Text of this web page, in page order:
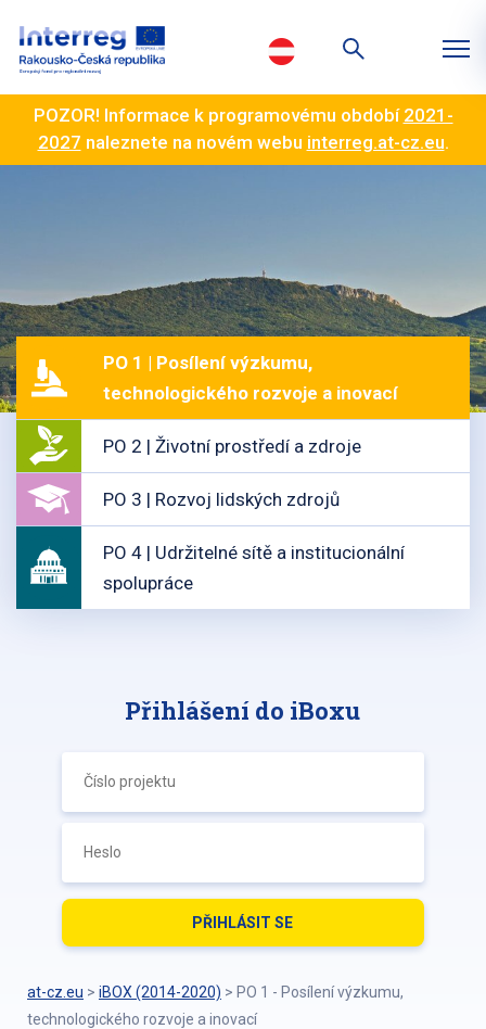
POZOR! Informace k programovému období 2021-
2027 naleznete na novém webu interreg.at-cz.eu.
PO 1 | Posílení výzkumu,
technologického rozvoje a inovací
PO 2 | Životní prostředí a zdroje
PO 3 | Rozvoj lidských zdrojů
PO 4 | Udržitelné sítě a institucionální
spolupráce
Přihlášení do iBoxu
at-cz.eu > iBOX (2014-2020) > PO 1 - Posílení výzkumu,
technologického rozvoje a inovací